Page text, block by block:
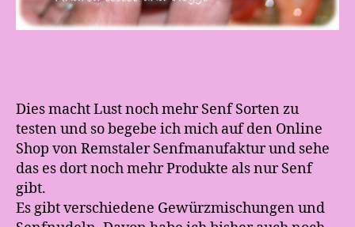
Dies macht Lust noch mehr Senf Sorten zu
testen und so begebe ich mich auf den Online
Shop von Remstaler Senfmanufaktur und sehe
das es dort noch mehr Produkte als nur Senf
gibt.
Es gibt verschiedene Gewürzmischungen und